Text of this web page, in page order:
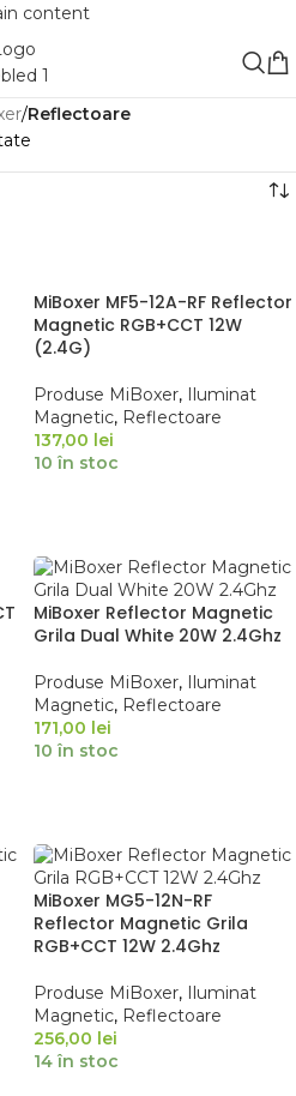
content
/Reflectoare
MiBoxer MF5-12A-RF Reflector
Magnetic RGB+CCT 12W
(2.4G)
Produse MiBoxer, Iluminat
Magnetic, Reflectoare
137,00 lei
10 în stoc
MiBoxer Reflector Magnetic
Grila Dual White 20W 2.4Ghz
Produse MiBoxer, Iluminat
Magnetic, Reflectoare
171,00 lei
10 în stoc
MiBoxer MG5-12N-RF
Reflector Magnetic Grila
RGB+CCT 12W 2.4Ghz
Produse MiBoxer, Iluminat
Magnetic, Reflectoare
256,00 lei
14 în stoc